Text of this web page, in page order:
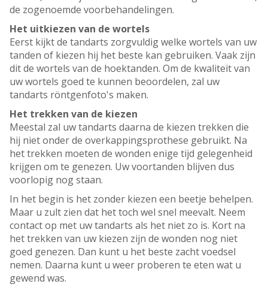
de zogenoemde voorbehandelingen.
Het uitkiezen van de wortels
Eerst kijkt de tandarts zorgvuldig welke wortels van uw
tanden of kiezen hij het beste kan gebruiken. Vaak zijn
dit de wortels van de hoektanden. Om de kwaliteit van
uw wortels goed te kunnen beoordelen, zal uw
tandarts röntgenfoto's maken.
Het trekken van de kiezen
Meestal zal uw tandarts daarna de kiezen trekken die
hij niet onder de overkappingsprothese gebruikt. Na
het trekken moeten de wonden enige tijd gelegenheid
krijgen om te genezen. Uw voortanden blijven dus
voorlopig nog staan.
In het begin is het zonder kiezen een beetje behelpen.
Maar u zult zien dat het toch wel snel meevalt. Neem
contact op met uw tandarts als het niet zo is. Kort na
het trekken van uw kiezen zijn de wonden nog niet
goed genezen. Dan kunt u het beste zacht voedsel
nemen. Daarna kunt u weer proberen te eten wat u
gewend was.